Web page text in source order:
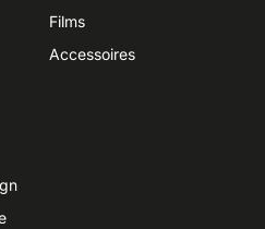
Films
Accessoires